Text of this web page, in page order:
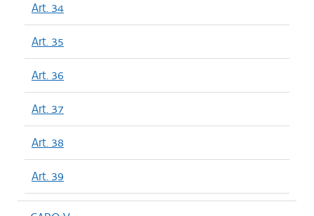
Art. 34
Art. 35
Art. 36
Art. 37
Art. 38
Art. 39